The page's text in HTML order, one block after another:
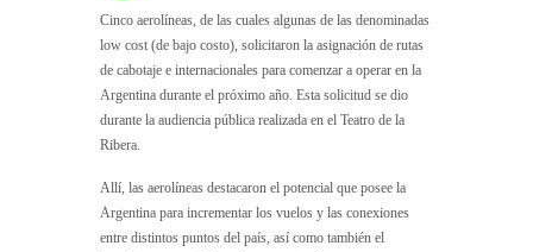
Cinco aerolíneas, de las cuales algunas de las denominadas
low cost (de bajo costo), solicitaron la asignación de rutas
de cabotaje e internacionales para comenzar a operar en la
Argentina durante el próximo año. Esta solicitud se dio
durante la audiencia pública realizada en el Teatro de la
Ribera.
Allí, las aerolíneas destacaron el potencial que posee la
Argentina para incrementar los vuelos y las conexiones
entre distintos puntos del país, así como también el